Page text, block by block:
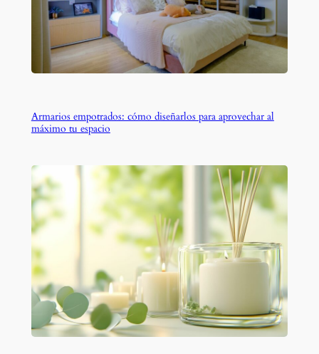
Armarios empotrados: cómo diseñarlos para aprovechar al
máximo tu espacio